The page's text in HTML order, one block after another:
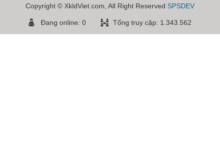
Copyright © XkldViet.com, All Right Reserved SPSDEV
Đang online: 0 Tổng truy cập: 1.343.562